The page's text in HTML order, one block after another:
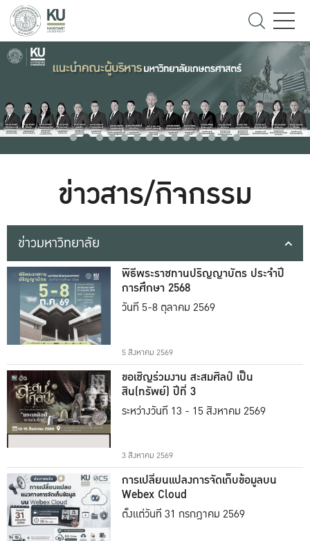
ข่าวสาร/กิจกรรม
ข่าวมหาวิทยาลัย
พิธีพระราชทานปริญญาบัตร ประจำปี
การศึกษา 2568
วันที่ 5-8 ตุลาคม 2569
5 สิงหาคม 2569
ขอเชิญร่วมงาน สะสมศิลป์ เป็น
สิน(ทรัพย์) ปีที่ 3
ระหว่างวันที่ 13 - 15 สิงหาคม 2569
3 สิงหาคม 2569
การเปลี่ยนแปลงการจัดเก็บข้อมูลบน
Webex Cloud
ตั้งแต่วันที่ 31 กรกฎาคม 2569